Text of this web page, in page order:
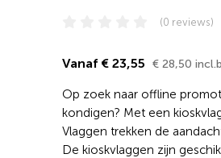
(0 reviews)
Vanaf € 23,55 € 28,50
Op zoek naar offline
kondigen? Met een
Vlaggen trekken de
De kioskvlaggen zijn